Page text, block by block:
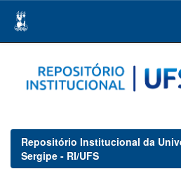
navigation
Repositório Institucional da
Sergipe - RI/UFS